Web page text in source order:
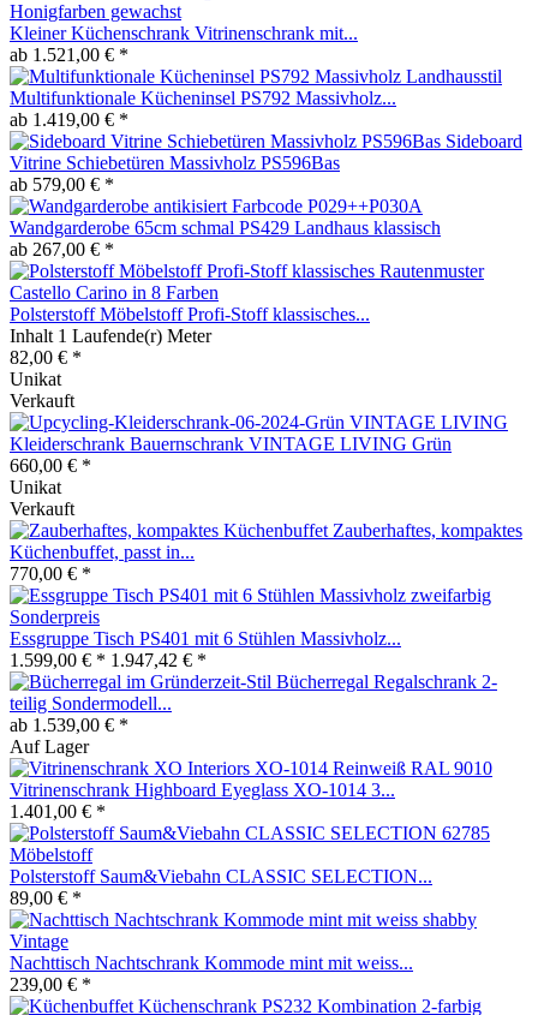
Kleiner Küchenschrank Vitrinenschrank mit...
ab 1.521,00 € *
Multifunktionale Kücheninsel PS792 Massivholz...
ab 1.419,00 € *
Sideboard
Vitrine Schiebetüren Massivholz PS596Bas
ab 579,00 € *
Wandgarderobe 65cm schmal PS429 Landhaus klassisch
ab 267,00 € *
Polsterstoff Möbelstoff Profi-Stoff klassisches...
Inhalt 1 Laufende(r) Meter
82,00 € *
Unikat
Verkauft
Kleiderschrank Bauernschrank VINTAGE LIVING Grün
660,00 € *
Unikat
Verkauft
Zauberhaftes, kompaktes
Küchenbuffet, passt in...
770,00 € *
Essgruppe Tisch PS401 mit 6 Stühlen Massivholz...
1.599,00 € * 1.947,42 € *
Bücherregal Regalschrank 2-
teilig Sondermodell...
ab 1.539,00 € *
Auf Lager
Vitrinenschrank Highboard Eyeglass XO-1014 3...
1.401,00 € *
Polsterstoff Saum&Viebahn CLASSIC SELECTION...
89,00 € *
Nachttisch Nachtschrank Kommode mint mit weiss...
239,00 € *